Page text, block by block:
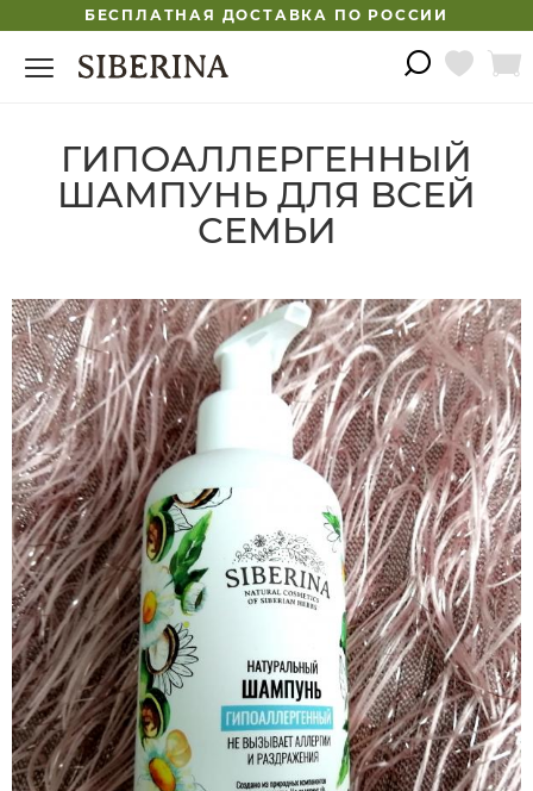
БЕСПЛАТНАЯ ДОСТАВКА ПО РОССИИ
ГИПОАЛЛЕРГЕННЫЙ
ШАМПУНЬ ДЛЯ ВСЕЙ
СЕМЬИ